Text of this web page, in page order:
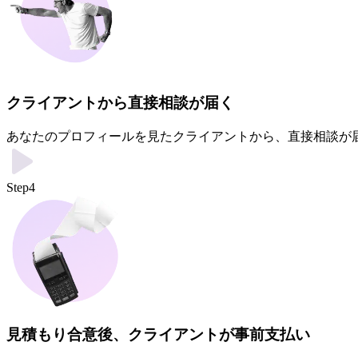
クライアントから直接相談が届く
あなたのプロフィールを見たクライアントから、直接相談が
Step4
見積もり合意後、クライアントが事前支払い